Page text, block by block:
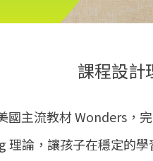
課程設計
國主流教材 Wonders，
理論，讓孩子在穩定的